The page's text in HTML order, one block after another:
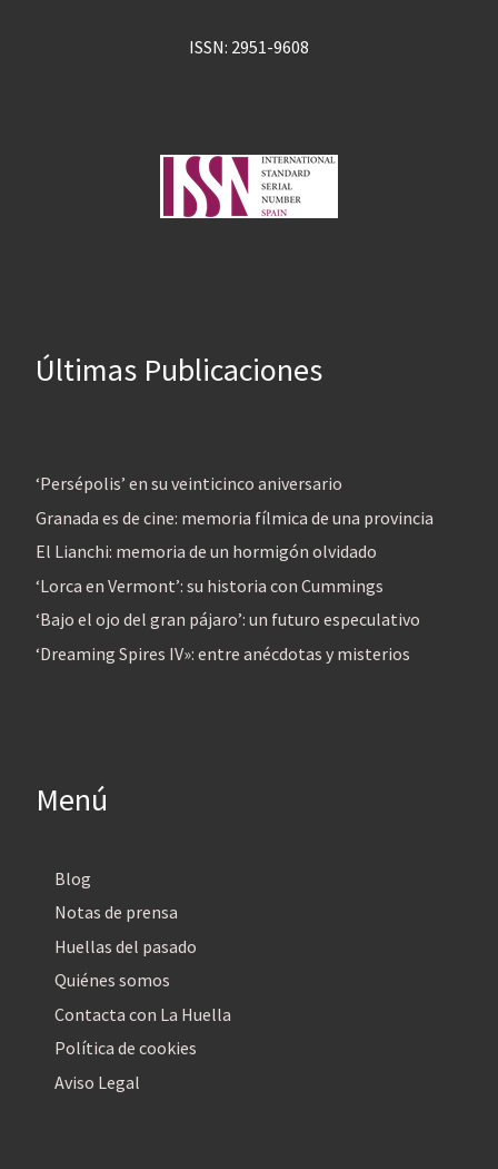
ISSN: 2951-9608
Últimas Publicaciones
‘Persépolis’ en su veinticinco aniversario
Granada es de cine: memoria fílmica de una provincia
El Lianchi: memoria de un hormigón olvidado
‘Lorca en Vermont’: su historia con Cummings
‘Bajo el ojo del gran pájaro’: un futuro especulativo
‘Dreaming Spires IV»: entre anécdotas y misterios
Menú
Blog
Notas de prensa
Huellas del pasado
Quiénes somos
Contacta con La Huella
Política de cookies
Aviso Legal